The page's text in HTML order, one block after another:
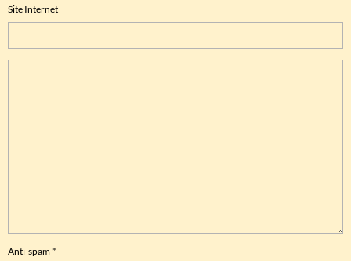
Site Internet
Anti-spam